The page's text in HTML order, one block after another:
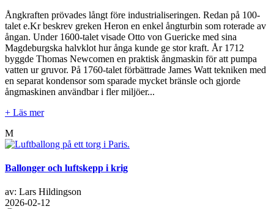
Ångkraften prövades långt före industrialiseringen. Redan på 100-
talet e.Kr beskrev greken Heron en enkel ångturbin som roterade av
ångan. Under 1600-talet visade Otto von Guericke med sina
Magdeburgska halvklot hur ånga kunde ge stor kraft. År 1712
byggde Thomas Newcomen en praktisk ångmaskin för att pumpa
vatten ur gruvor. På 1760-talet förbättrade James Watt tekniken med
en separat kondensor som sparade mycket bränsle och gjorde
ångmaskinen användbar i fler miljöer...
+ Läs mer
M
Ballonger och luftskepp i krig
av: Lars Hildingson
2026-02-12